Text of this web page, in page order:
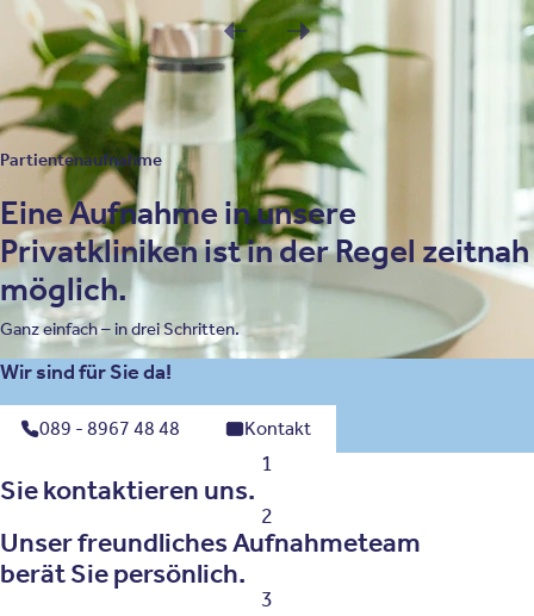
Partientenaufnahme
Eine Aufnahme in unsere
Privatkliniken ist in der Regel zeitnah
möglich.
Ganz einfach – in drei Schritten.
Wir sind für Sie da!
089 - 8967 48 48 Kontakt
1
Sie kontaktieren uns.
2
Unser freundliches Aufnahmeteam
berät Sie persönlich.
3